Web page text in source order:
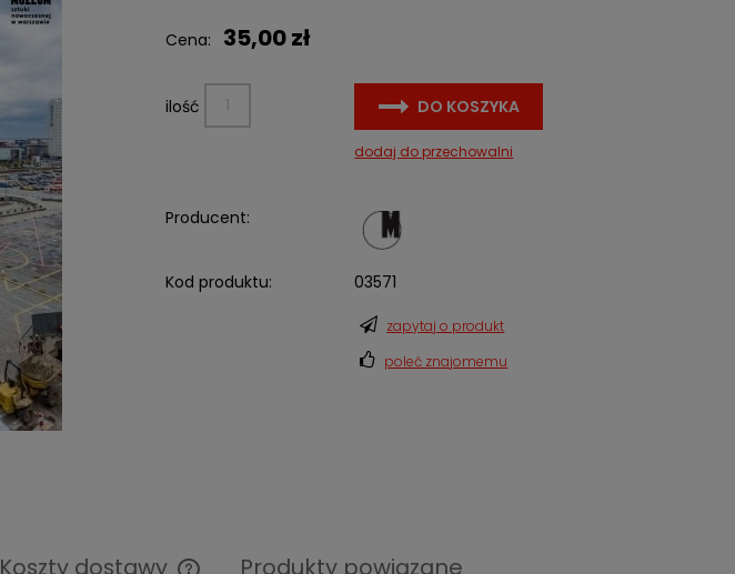
Cena nie zawiera ewentualnych
Cena: 35,00 zł
ilość DO KOSZYKA
dodaj do przechowalni
Producent:
Kod produktu: 03571
zapytaj o produkt
poleć znajomemu
Koszty dostawy Produkty powiązane